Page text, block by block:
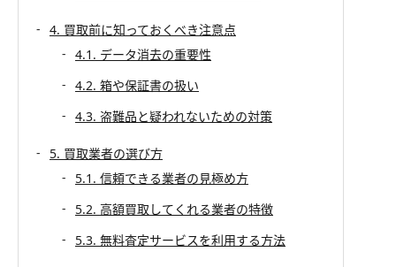
4. 買取前に知っておくべき注意点
4.1. データ消去の重要性
4.2. 箱や保証書の扱い
4.3. 盗難品と疑われないための対策
5. 買取業者の選び方
5.1. 信頼できる業者の見極め方
5.2. 高額買取してくれる業者の特徴
5.3. 無料査定サービスを利用する方法